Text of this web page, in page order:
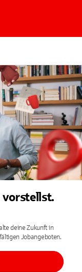
vorstellst.
deine Zukunft in
Jobangeboten.